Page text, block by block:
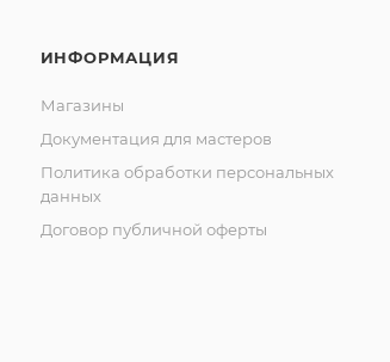
ИНФОРМАЦИЯ
Магазины
Документация для мастеров
Политика обработки персональных
данных
Договор публичной оферты